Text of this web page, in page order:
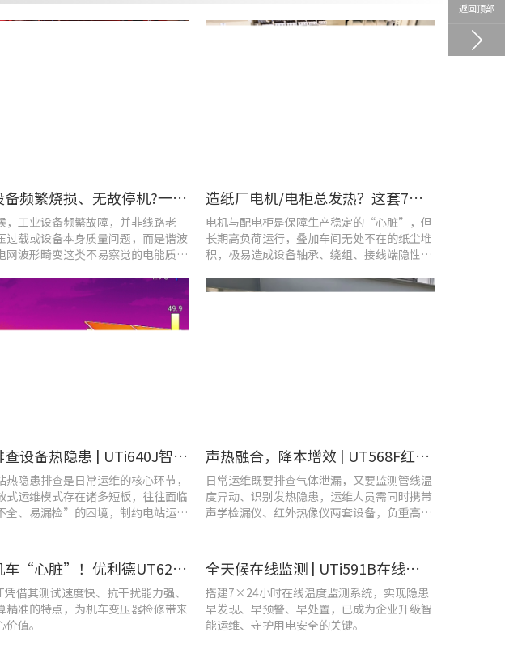
车间设备频繁烧损、无故停机?一台UT285C搞定电能质量隐患
，工业设备频繁故障，并非线路老
过载或设备本身质量问题，而是谐波
网波形畸变这类不易察觉的电能质量
造纸厂电机/电柜总发热？这套7×24h在线监测方案帮你“扼杀”热隐患！
电机与配电柜是保障生产稳定的“心脏”，但
长期高负荷运行，叠加车间无处不在的纸尘堆
积，极易造成设备轴承、绕组、接线端隐性发
​精准排查设备热隐患 | UTi640J智能型红外热成像仪赋能光伏电站高效运维
热隐患排查是日常运维的核心环节，
式运维模式存在诸多短板，往往面临
全、易漏检”的困境，制约电站运维
声热融合，降本增效 | UT568F红外声成像仪，以智能巡检筑牢气体厂区安全屏障
日常运维既要排查气体泄漏，又要监测管线温
度异动、识别发热隐患，运维人员需同时携带
声学检漏仪、红外热像仪两套设备，负重高、
守护机车“心脏”！优利德UT620T助力HXD3C主变压器高效检修
借其测试速度快、抗干扰能力强、
精准的特点，为机车变压器检修带来
值。
全天候在线监测 | UTi591B在线式红外热成像仪助力配电运维智能化转型
搭建7×24小时在线温度监测系统，实现隐患
早发现、早预警、早处置，已成为企业升级智
能运维、守护用电安全的关键。
返回顶部